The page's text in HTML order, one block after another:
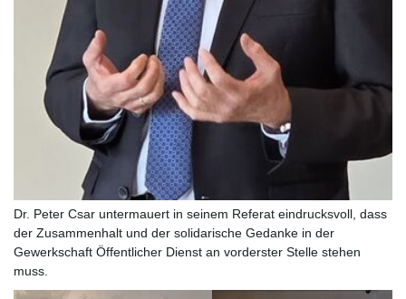
Dr. Peter Csar untermauert in seinem Referat eindrucksvoll, dass
der Zusammenhalt und der solidarische Gedanke in der
Gewerkschaft Öffentlicher Dienst an vorderster Stelle stehen
muss.